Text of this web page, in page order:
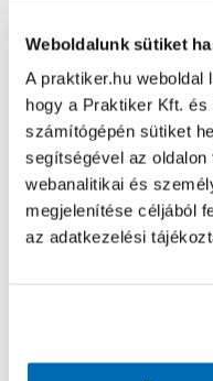
Weboldalunk sütiket
A praktiker.hu weboldal
hogy a Praktiker Kft.
számítógépén sütiket
segítségével az
webanalitikai és
megjelenítése céljából
az adatkezelési